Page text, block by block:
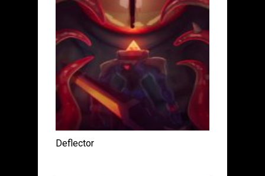
Deflector